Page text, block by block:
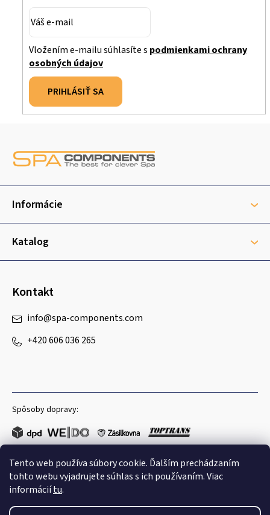
Tento web používa súbory cookie. Ďalším prechádzaním
tohto webu vyjadrujete súhlas s ich používaním. Viac
informáciítu.
Vložením e-mailu súhlasíte s podmienkami ochrany
osobných údajov
PRIHLÁSIŤ SA
ä
i
Informácie
Katalog
Kontakt
info@spa-components.com
+420 606 036 265
Spôsoby dopravy:
Obľúbené spôsoby platby: